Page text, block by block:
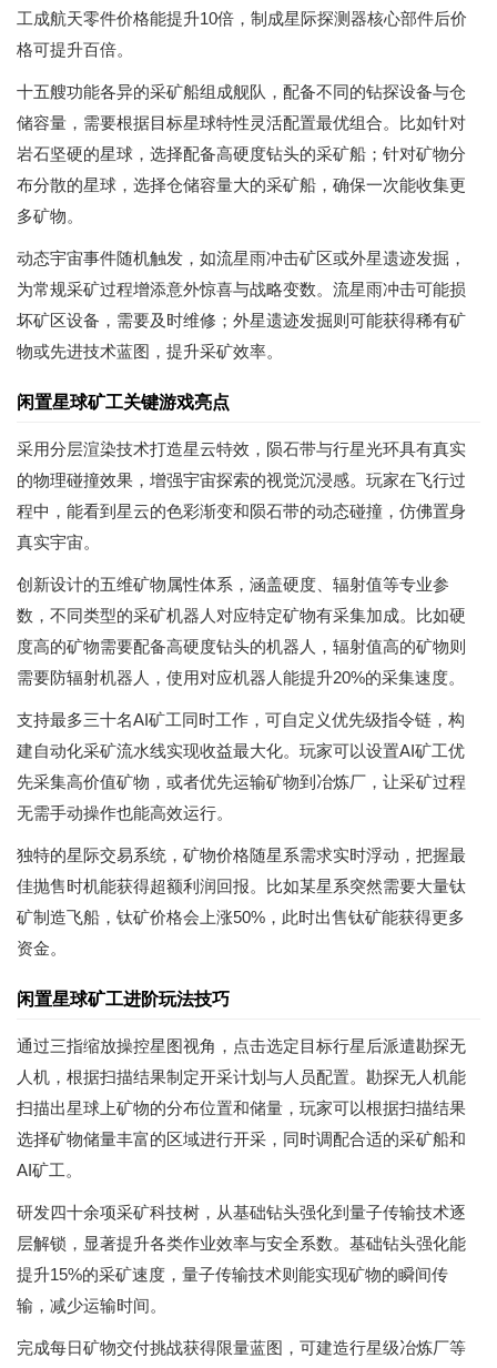
工成航天零件价格能提升10倍，制成星际探测器核心部件后价
格可提升百倍。
十五艘功能各异的采矿船组成舰队，配备不同的钻探设备与仓
储容量，需要根据目标星球特性灵活配置最优组合。比如针对
岩石坚硬的星球，选择配备高硬度钻头的采矿船；针对矿物分
布分散的星球，选择仓储容量大的采矿船，确保一次能收集更
多矿物。
动态宇宙事件随机触发，如流星雨冲击矿区或外星遗迹发掘，
为常规采矿过程增添意外惊喜与战略变数。流星雨冲击可能损
坏矿区设备，需要及时维修；外星遗迹发掘则可能获得稀有矿
物或先进技术蓝图，提升采矿效率。
闲置星球矿工关键游戏亮点
采用分层渲染技术打造星云特效，陨石带与行星光环具有真实
的物理碰撞效果，增强宇宙探索的视觉沉浸感。玩家在飞行过
程中，能看到星云的色彩渐变和陨石带的动态碰撞，仿佛置身
真实宇宙。
创新设计的五维矿物属性体系，涵盖硬度、辐射值等专业参
数，不同类型的采矿机器人对应特定矿物有采集加成。比如硬
度高的矿物需要配备高硬度钻头的机器人，辐射值高的矿物则
需要防辐射机器人，使用对应机器人能提升20%的采集速度。
支持最多三十名AI矿工同时工作，可自定义优先级指令链，构
建自动化采矿流水线实现收益最大化。玩家可以设置AI矿工优
先采集高价值矿物，或者优先运输矿物到冶炼厂，让采矿过程
无需手动操作也能高效运行。
独特的星际交易系统，矿物价格随星系需求实时浮动，把握最
佳抛售时机能获得超额利润回报。比如某星系突然需要大量钛
矿制造飞船，钛矿价格会上涨50%，此时出售钛矿能获得更多
资金。
闲置星球矿工进阶玩法技巧
通过三指缩放操控星图视角，点击选定目标行星后派遣勘探无
人机，根据扫描结果制定开采计划与人员配置。勘探无人机能
扫描出星球上矿物的分布位置和储量，玩家可以根据扫描结果
选择矿物储量丰富的区域进行开采，同时调配合适的采矿船和
AI矿工。
研发四十余项采矿科技树，从基础钻头强化到量子传输技术逐
层解锁，显著提升各类作业效率与安全系数。基础钻头强化能
提升15%的采矿速度，量子传输技术则能实现矿物的瞬间传
输，减少运输时间。
完成每日矿物交付挑战获得限量蓝图，可建造行星级冶炼厂等